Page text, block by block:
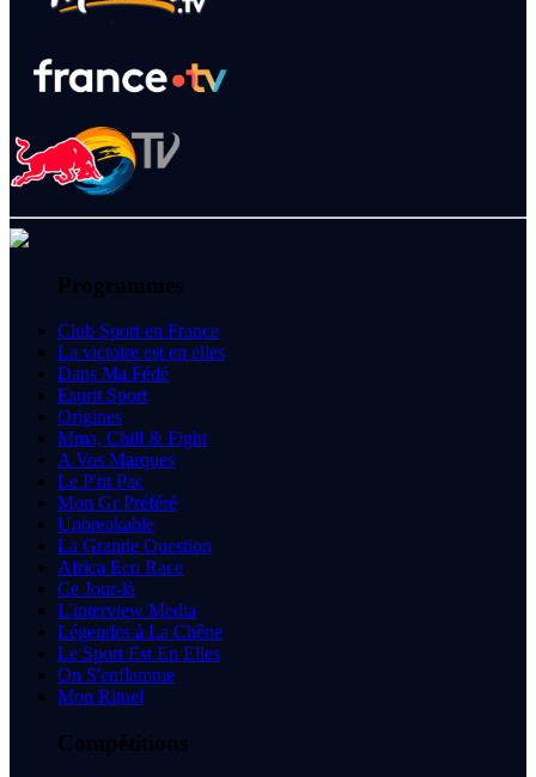
Programmes
Club Sport en France
La victoire est en elles
Dans Ma Fédé
Esprit Sport
Origines
Mma, Chill & Fight
A Vos Marques
Le P'tit Pac
Mon Gr Préféré
Unbreakable
La Grande Question
Africa Eco Race
Ce Jour-là
L'interview Media
Légendes à La Chêne
Le Sport Est En Elles
On S'enflamme
Mon Rituel
Compétitions